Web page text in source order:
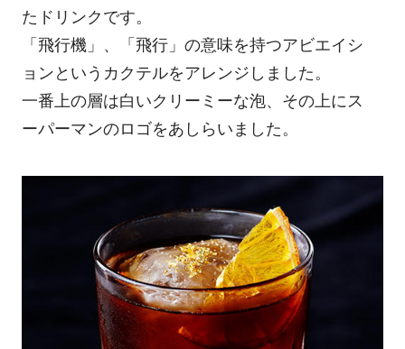
たドリンクです。
「飛行機」、「飛行」の意味を持つアビエイシ
ョンというカクテルをアレンジしました。
一番上の層は白いクリーミーな泡、その上にス
ーパーマンのロゴをあしらいました。